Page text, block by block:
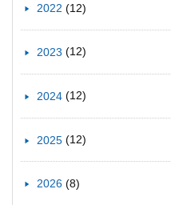
2022 (12)
2023 (12)
2024 (12)
2025 (12)
2026 (8)